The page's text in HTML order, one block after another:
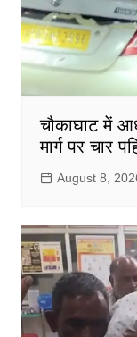
चौकाघाट में
मार्ग पर चार
August 8,